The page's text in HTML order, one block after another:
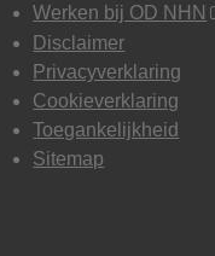
Werken bij OD NHN
Disclaimer
Privacyverklaring
Cookieverklaring
Toegankelijkheid
Sitemap